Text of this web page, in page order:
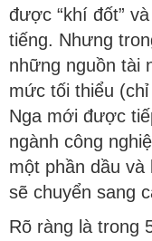
được “khí đốt”
tiếng. Nhưng
những nguồn tài
mức tối thiểu
Nga mới được
ngành công
một phần dầu
sẽ chuyển sang
Rõ ràng là trong